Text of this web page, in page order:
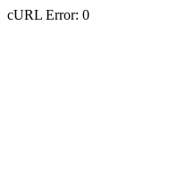
cURL Error: 0